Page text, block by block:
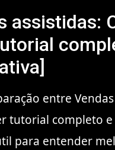
assistidas:
entre
tutorial completo
para entender